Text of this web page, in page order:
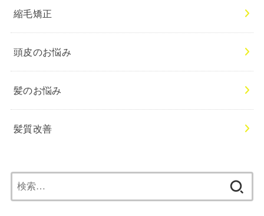
縮毛矯正
頭皮のお悩み
髪のお悩み
髪質改善
索: